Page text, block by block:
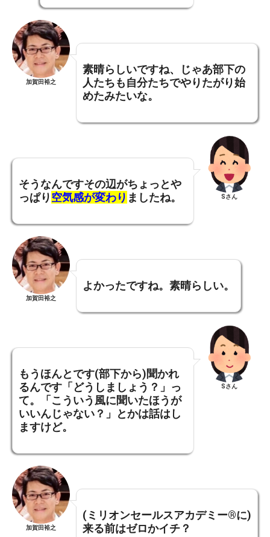
加賀田裕之
素晴らしいですね、じゃあ部下の
人たちも自分たちでやりたがり始
めたみたいな。
そうなんですその辺がちょっとや
っぱり空気感が変わり ましたね。 Sさん
加賀田裕之
よかったですね。 素晴らしい。
もうほんとです(部下から)聞かれ
るんです「どうしましょう？」っ
て。
「こういう風に聞いたほうが
いいんじゃない？」とかは話はし
ますけど。
Sさん
加賀田裕之
(ミリオンセールスアカデミー®に)
来る前はゼロかイチ？